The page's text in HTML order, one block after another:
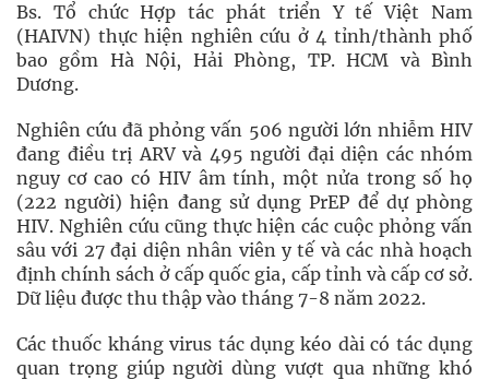
Bs. Tổ chức Hợp tác phát triển Y tế Việt Nam
(HAIVN) thực hiện nghiên cứu ở 4 tỉnh/thành phố
bao gồm Hà Nội, Hải Phòng, TP. HCM và Bình
Dương.
Nghiên cứu đã phỏng vấn 506 người lớn nhiễm HIV
đang điều trị ARV và 495 người đại diện các nhóm
nguy cơ cao có HIV âm tính, một nửa trong số họ
(222 người) hiện đang sử dụng PrEP để dự phòng
HIV. Nghiên cứu cũng thực hiện các cuộc phỏng vấn
sâu với 27 đại diện nhân viên y tế và các nhà hoạch
định chính sách ở cấp quốc gia, cấp tỉnh và cấp cơ sở.
Dữ liệu được thu thập vào tháng 7-8 năm 2022.
Các thuốc kháng virus tác dụng kéo dài có tác dụng
quan trọng giúp người dùng vượt qua những khó